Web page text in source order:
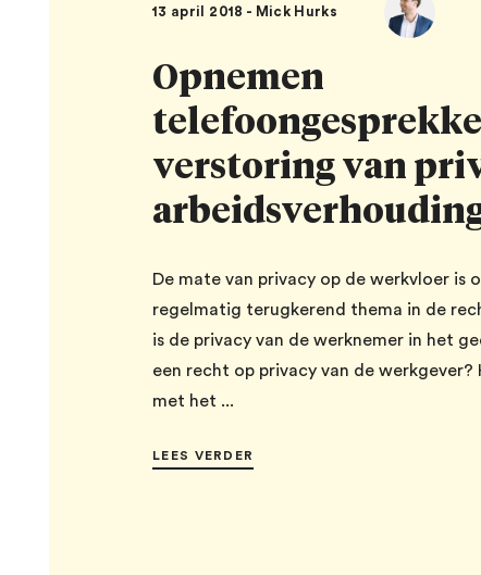
13 april 2018 - Mick Hurks
Opnemen
verstoring van
De mate van privacy op de werkvloer is
regelmatig terugkerend thema in de
is de privacy van de werknemer in het
een recht op privacy van de
met het ...
LEES VERDER